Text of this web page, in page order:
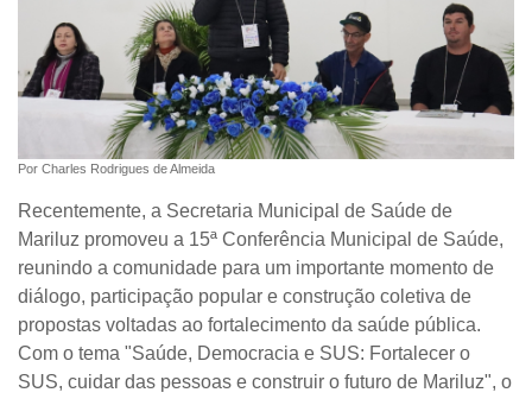
Por Charles Rodrigues de Almeida
Recentemente, a Secretaria Municipal de Saúde de
Mariluz promoveu a 15ª Conferência Municipal de Saúde,
reunindo a comunidade para um importante momento de
diálogo, participação popular e construção coletiva de
propostas voltadas ao fortalecimento da saúde pública.
Com o tema "Saúde, Democracia e SUS: Fortalecer o
SUS, cuidar das pessoas e construir o futuro de Mariluz", o